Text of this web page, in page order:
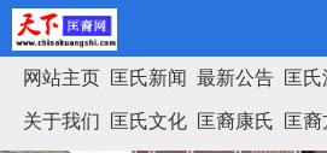
网站主页 匡氏新闻 最新公告 匡
关于我们 匡氏文化 匡裔康氏 匡裔